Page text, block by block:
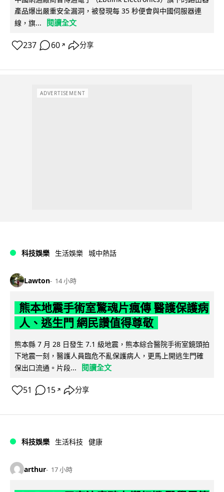
產品爆出嚴重安全漏洞，被發現每 35 秒便會與中國伺服器連
線，旗...
閱讀全文
237 60 ↗ 分享
ADVERTISEMENT
科技娛樂 生活娛樂 城中熱話
Lawton 14 小時
熊本地震手術室驚魂片瘋傳 醫護保護病
人、逃生門 網民讚值得尊敬
熊本縣 7 月 28 日發生 7.1 級地震，熊本綜合醫院手術室鏡頭拍
下地震一刻，醫護人員臨危不亂保護病人，更馬上開逃生門確
保出口流通。片段...
閱讀全文
51 15 ↗ 分享
科技娛樂 生活科技 健康
arthur 17 小時